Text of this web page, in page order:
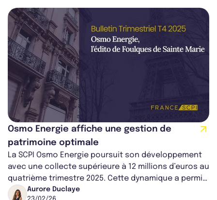
Osmo Energie affiche une gestion de
patrimoine optimale
La SCPI Osmo Energie poursuit son développement
avec une collecte supérieure à 12 millions d’euros au
quatrième trimestre 2025. Cette dynamique a permis
de renforcer son portefeuil...
Aurore Duclaye